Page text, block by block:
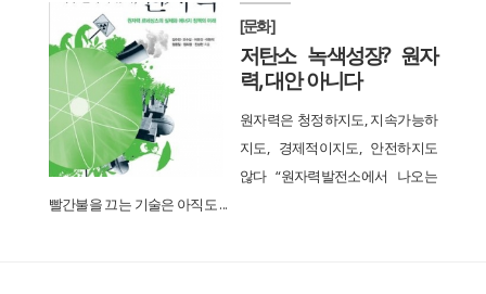
[문화]
저탄소 녹색성장? 원자
력, 대안 아니다
원자력은 청정하지도, 지속가능하
지도, 경제적이지도, 안전하지도
않다 “원자력발전소에서 나오는
빨간불을 끄는 기술은 아직도 ...